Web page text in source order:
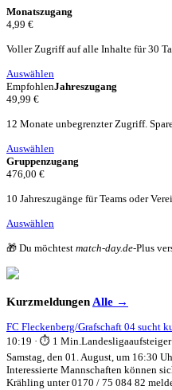
Monatszugang
4,99 €
Voller Zugriff auf alle Inhalte für 30
Auswählen
EmpfohlenJahreszugang
49,99 €
12 Monate unbegrenzter Zugriff.
Auswählen
Gruppenzugang
476,00 €
10 Jahreszugänge für Teams oder
Auswählen
🎁 Du möchtest match-day.de-Plus
Kurzmeldungen Alle →
FC Fleckenberg/Grafschaft 04 sucht
10:19 · ⏱ 1 Min.
Samstag, den 01. August, um 16:30
Interessierte Mannschaften können
Krähling unter 0170 / 75 084 82